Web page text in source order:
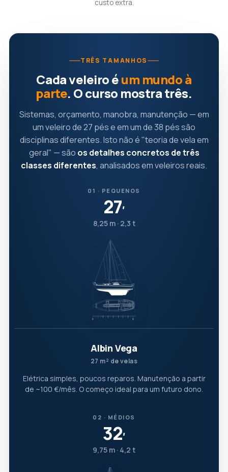
custo extra.
TRÊS TAMANHOS
Cada veleiro éum mundo à
parte. O curso mostra três.
Sistemas, orçamento, manobra, manutenção — em
um veleiro de 27 pés e em um de 38 pés são
disciplinas diferentes. Isto não é "teoria de vela em
geral" — são os detalhes concretos de três
classes diferentes, analisados em veleiros reais.
01 · PEQUENOS
27′
8,25 m · 2,3 t
Albin Vega
27 m² de velas
Elétrica simples, poucos reparos. Manutenção a partir
de ~100 €/mês. O começo ideal para um futuro dono.
02 · MÉDIOS
32′
9,75 m · 4,2 t